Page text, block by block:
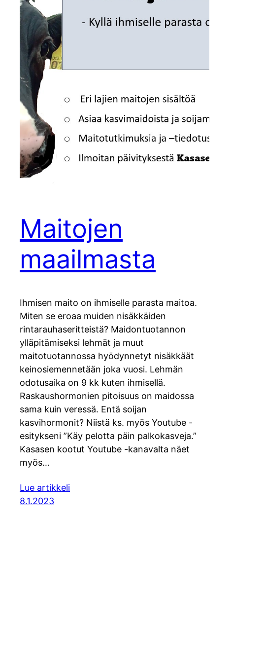
Maitojen
maailmasta
Ihmisen maito on ihmiselle parasta maitoa.
Miten se eroaa muiden nisäkkäiden
rintarauhaseritteistä? Maidontuotannon
ylläpitämiseksi lehmät ja muut
maitotuotannossa hyödynnetyt nisäkkäät
keinosiemennetään joka vuosi. Lehmän
odotusaika on 9 kk kuten ihmisellä.
Raskaushormonien pitoisuus on maidossa
sama kuin veressä. Entä soijan
kasvihormonit? Niistä ks. myös Youtube -
esitykseni ”Käy pelotta päin palkokasveja.”
Kasasen kootut Youtube -kanavalta näet
myös…
Lue artikkeli
8.1.2023